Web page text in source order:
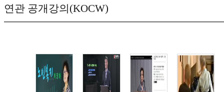
연관 공개강의(KOCW)